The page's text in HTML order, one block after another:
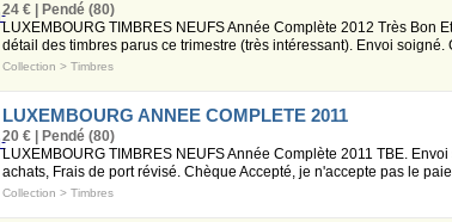
24 € | Pendé (80)
LUXEMBOURG TIMBRES NEUFS Année Complète 2012 Très Bon
détail des timbres parus ce trimestre (très intéressant). Envoi soigné.
Collection > Timbres
LUXEMBOURG ANNEE COMPLETE 2011
20 € | Pendé (80)
LUXEMBOURG TIMBRES NEUFS Année Complète 2011 TBE.
achats, Frais de port révisé. Chèque Accepté, je n'accepte pas le
Collection > Timbres